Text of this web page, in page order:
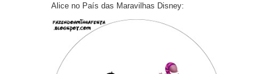
Alice no País das Maravilhas Disney: